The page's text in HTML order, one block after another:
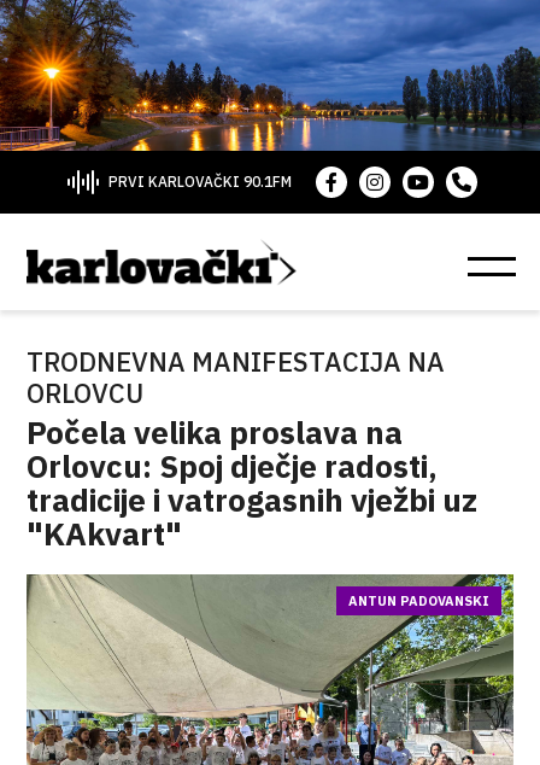
PRVI KARLOVAČKI 90.1FM
TRODNEVNA MANIFESTACIJA NA
ORLOVCU
Počela velika proslava na
Orlovcu: Spoj dječje radosti,
tradicije i vatrogasnih vježbi uz
"KAkvart"
ANTUN PADOVANSKI